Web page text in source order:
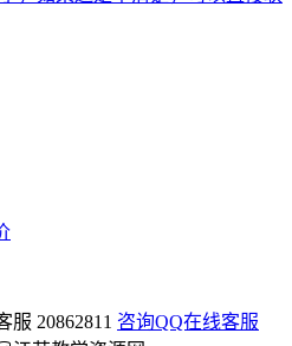
20862811 咨询QQ在线客服